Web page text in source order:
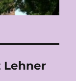
Lehner